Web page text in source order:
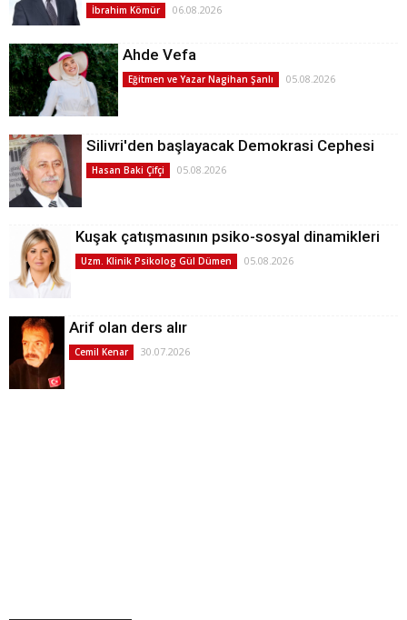
İbrahim Kömür 06.08.2026
Ahde Vefa
Eğitmen ve Yazar Nagihan Şanlı 05.08.2026
Silivri'den başlayacak Demokrasi Cephesi
Hasan Baki Çifçi 05.08.2026
Kuşak çatışmasının psiko-sosyal dinamikleri
Uzm. Klinik Psikolog Gül Dümen 05.08.2026
Arif olan ders alır
Cemil Kenar 30.07.2026